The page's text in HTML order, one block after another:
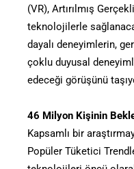
(VR), Artırılmış
teknolojilerle
dayalı deneyimlerin,
çoklu duyusal
edeceği görüşünü
46 Milyon Kişinin
Kapsamlı bir
Popüler Tüketici